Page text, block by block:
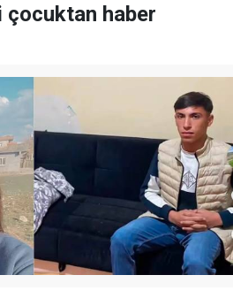
çocuktan haber